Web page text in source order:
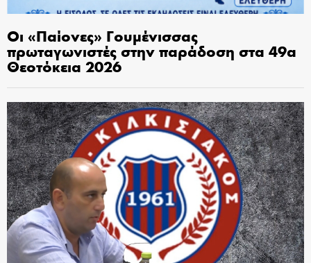
Οι «Παίονες» Γουμένισσας
πρωταγωνιστές στην παράδοση στα 49α
Θεοτόκεια 2026